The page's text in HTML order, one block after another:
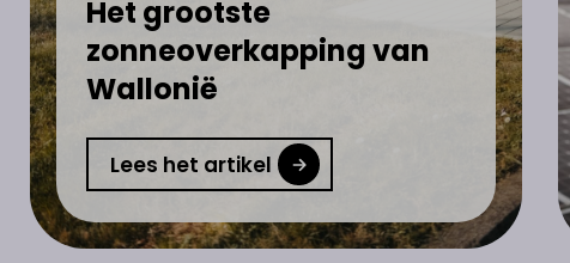
Het grootste
zonneoverkapping van
Wallonië
Lees het artikel